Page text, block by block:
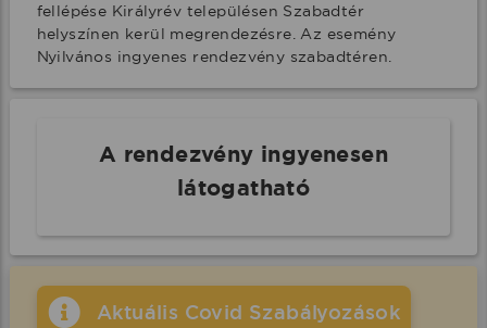
fellépése Királyrév településen Szabadtér
helyszínen kerül megrendezésre. Az esemény
Nyilvános ingyenes rendezvény szabadtéren.
A rendezvény ingyenesen
látogatható
Aktuális Covid Szabályozások